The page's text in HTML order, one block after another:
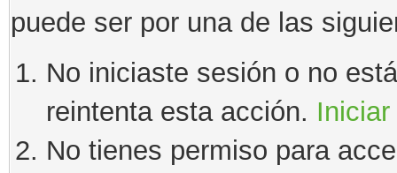
puede ser por una de las
No iniciaste sesión o no
reintenta esta acción.
No tienes permiso para